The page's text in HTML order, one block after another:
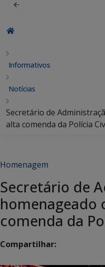
Informativos
Notícias
Secretário de
alta comenda da Polícia
Homenagem
Secretário de
homenageado
comenda da
Compartilhar: